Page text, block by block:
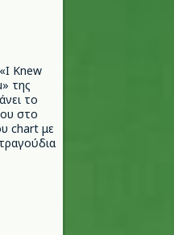
Knew
της
το
στο
chart με